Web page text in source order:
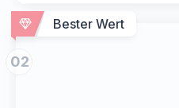
Bester Wert
02